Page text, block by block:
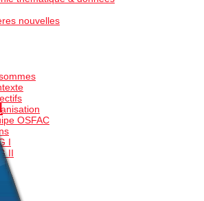
nouvelles
OSFAC
I
II
I
II